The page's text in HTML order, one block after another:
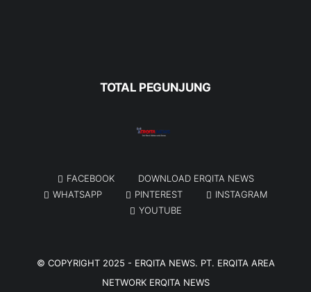
TOTAL PEGUNJUNG
FACEBOOK
DOWNLOAD ERQITA NEWS
WHATSAPP
PINTEREST
INSTAGRAM
YOUTUBE
© COPYRIGHT 2025 - ERQITA NEWS. PT. ERQITA AREA
NETWORK ERQITA NEWS